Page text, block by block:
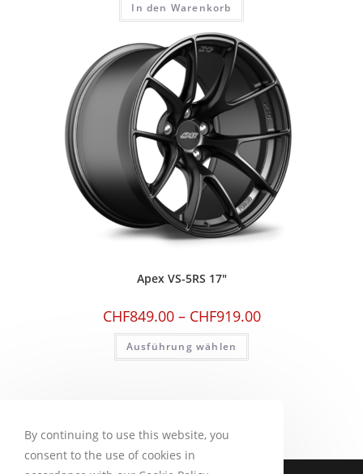
In den Warenkorb
Apex VS-5RS 17″
CHF849.00– CHF919.00
Ausführung wählen
By continuing to use this website, you
consent to the use of cookies in